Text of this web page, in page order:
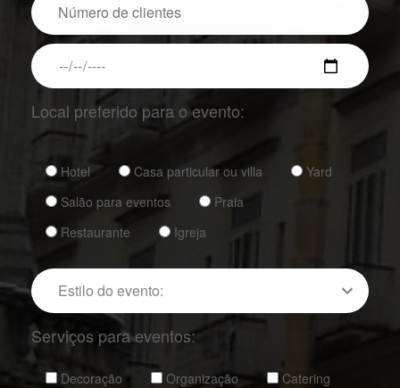
Local preferido para o evento:
Hotel Casa particular ou villa
Yard
Salão para eventos
Praia
Restaurante
Igreja
Serviços para eventos:
Decoração Organização
Catering